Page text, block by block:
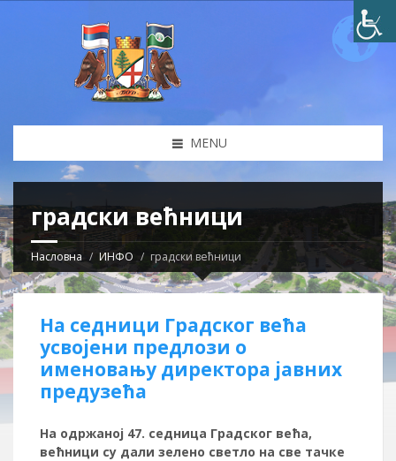
MENU
градски већници
Насловна ИНФО градски већници
На седници Градског већа
усвојени предлози о
именовању директора јавних
предузећа
На одржаној 47. седница Градског већа,
већници су дали зелено светло на све тачке